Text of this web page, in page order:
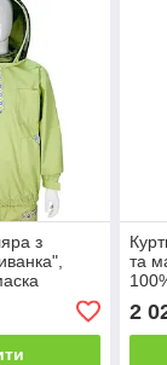
з
та
2